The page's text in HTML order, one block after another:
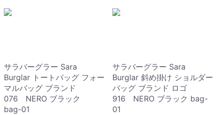
サラバーグラー Sara
Burglar トートバッグ フォー
マルバッグ ブランド
076 NERO ブラック
bag-01
サラバーグラー Sara
Burglar 斜め掛け ショルダー
バッグ ブランド ロゴ
916 NERO ブラック bag-
01